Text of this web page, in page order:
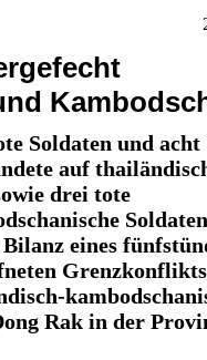
Soldaten und acht
auf
drei tote
eines
Rak in der